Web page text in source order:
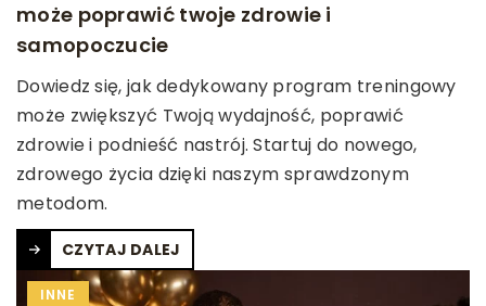
może poprawić twoje zdrowie i
samopoczucie
Dowiedz się, jak dedykowany program treningowy
może zwiększyć Twoją wydajność, poprawić
zdrowie i podnieść nastrój. Startuj do nowego,
zdrowego życia dzięki naszym sprawdzonym
metodom.
CZYTAJ DALEJ
INNE